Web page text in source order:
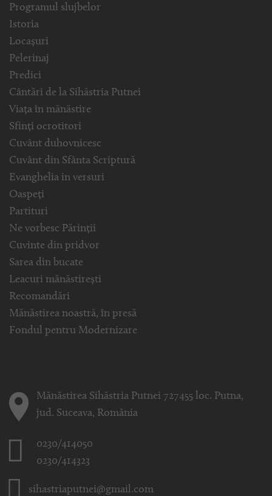
Programul slujbelor
Istoria
Locașuri
Pelerinaj
Predici
Cântări de la Sihăstria Putnei
Viața în mănăstire
Sfinți ocrotitori
Cuvânt duhovnicesc
Cuvânt din Sfânta Scriptură
Evanghelia in versuri
Oaspeți
Partituri
Ne vorbesc Părinții
Cuvinte din pridvor
Sarea din bucate
Leacuri mănăstirești
Recomandări
Mănăstirea noastră, în presă
Fondul pentru Modernizare
Mănăstirea Sihăstria Putnei 727455 loc. Putna,
jud. Suceava, România
0230/414050
0230/414323
sihastriaputnei@gmail.com